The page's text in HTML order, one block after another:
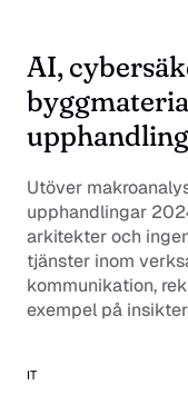
AI,
Utöver
upphandlingar
arkitekter och
tjänster inom
kommunikation,
exempel på
IT